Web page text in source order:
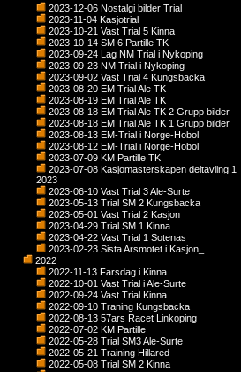
2023-12-06 Nostalgi bilder Trial
2023-11-04 Kasjotrial
2023-10-21 Vast Trial 5 Kinna
2023-10-14 SM 6 Partille TK
2023-09-24 Lag NM Trial i Nykoping
2023-09-23 NM Trial i Nykoping
2023-09-02 Vast Trial 4 Kungsbacka
2023-08-20 EM Trial Ale TK
2023-08-19 EM Trial Ale TK
2023-08-18 EM Trial Ale TK 2 Grupp bilder
2023-08-18 EM Trial Ale TK 1 Grupp bilder
2023-08-13 EM-Trial i Norge-Hobol
2023-08-12 EM-Trial i Norge-Hobol
2023-07-09 KM Partille TK
2023-07-08 Kasjomasterskapen deltavling 1
2023
2023-06-10 Vast Trial 3 Ale-Surte
2023-05-13 Trial SM 2 Kungsbacka
2023-05-01 Vast Trial 2 Kasjon
2023-04-29 Trial SM 1 Kinna
2023-04-22 Vast Trial 1 Sotenas
2023-02-23 Sista Arsmotet i Kasjon_
2022
2022-11-13 Farsdag i Kinna
2022-10-01 Vast Trial i Ale-Surte
2022-09-24 Vast Trial Kinna
2022-09-10 Traning Kungsbacka
2022-08-13 57ars Racet Linkoping
2022-07-02 KM Partille
2022-05-28 Trial SM3 Ale-Surte
2022-05-21 Training Hillared
2022-05-08 Trial SM 2 Kinna